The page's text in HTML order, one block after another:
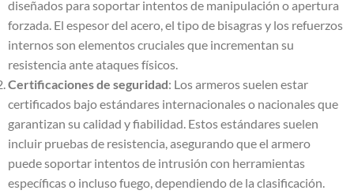
diseñados para soportar intentos de manipulación o apertura
forzada. El espesor del acero, el tipo de bisagras y los refuerzos
internos son elementos cruciales que incrementan su
resistencia ante ataques físicos.
Certificaciones de seguridad: Los armeros suelen estar
certificados bajo estándares internacionales o nacionales que
garantizan su calidad y fiabilidad. Estos estándares suelen
incluir pruebas de resistencia, asegurando que el armero
puede soportar intentos de intrusión con herramientas
específicas o incluso fuego, dependiendo de la clasificación.